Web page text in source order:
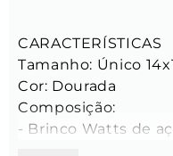
CARACTERÍSTICAS
Tamanho: Único
Cor: Dourada
Composição:
- Brinco Watts de